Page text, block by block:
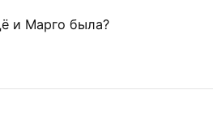
и Марго была?